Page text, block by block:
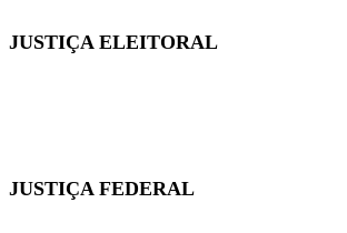
JUSTIÇA ELEITORAL
JUSTIÇA FEDERAL